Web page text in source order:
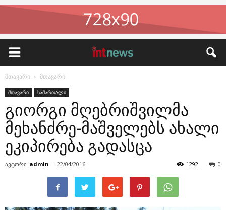
მთავარი მთავარი
მთავარი სამართალი
გიორგი მღებრიშვილმა
მეხანძრე-მაშველებს ახალი
ეკიპირება გადასცა
ავტორი admin - 22/04/2016 0
1292